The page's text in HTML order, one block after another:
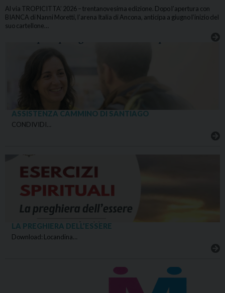
Al via TROPICITTA’ 2026 – trentanovesima edizione. Dopo l’apertura con
BIANCA di Nanni Moretti, l’arena Italia di Ancona, anticipa a giugno l’inizio del
suo cartellone…
ASSISTENZA CAMMINO DI SANTIAGO
CONDIVIDI…
LA PREGHIERA DELL’ESSERE
Download: Locandina…